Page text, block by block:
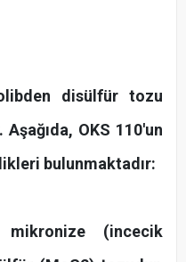
disülfür tozu
OKS 110'un
bulunmaktadır:
(incecik